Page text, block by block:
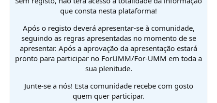
que consta nesta plataforma!
Após o registo deverá apresentar-se à comunidade,
seguindo as regras apresentadas no momento de se
apresentar. Após a aprovação da apresentação estará
pronto para participar no ForUMM/For-UMM em toda a
sua plenitude.
Junte-se a nós! Esta comunidade recebe com gosto
quem quer participar.